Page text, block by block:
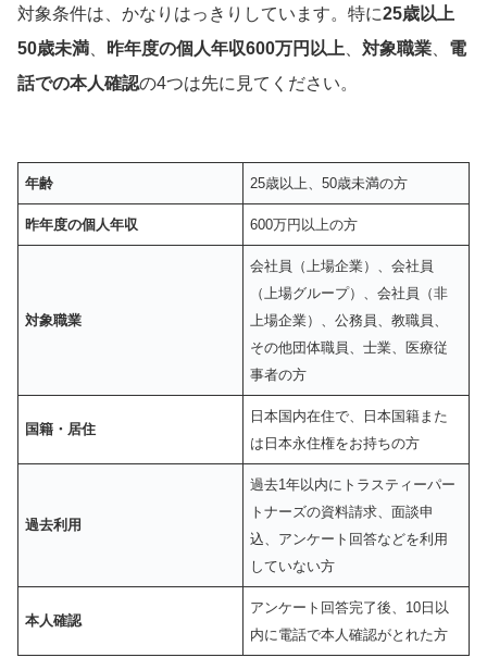
対象条件は、かなりはっきりしています。特に25歳以上
50歳未満
昨年度の個人年収600万円以上 対象職業
電
話での本人確認の4つは先に見てください。
年齢 25歳以上、50歳未満の方
昨年度の個人年収 600万円以上の方
対象職業
会社員（上場企業）、会社員
（上場グループ）、会社員（非
上場企業）、公務員、教職員、
その他団体職員、士業、医療従
事者の方
国籍・居住
日本国内在住で、日本国籍また
は日本永住権をお持ちの方
過去利用
過去1年以内にトラスティーパー
トナーズの資料請求、面談申
込、アンケート回答などを利用
していない方
本人確認
アンケート回答完了後、10日以
内に電話で本人確認がとれた方